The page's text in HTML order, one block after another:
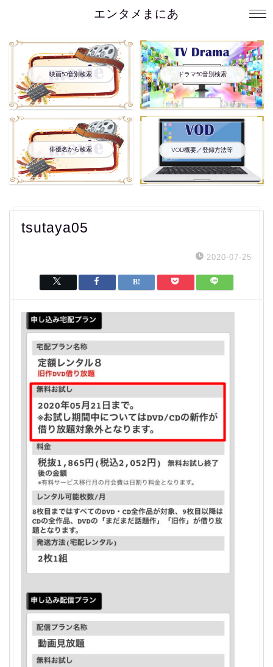
エンタメまにあ
映画50音別検索 ドラマ50音別検索
俳優名から検索 VOD概要／登録方法等
tsutaya05
2020-07-25